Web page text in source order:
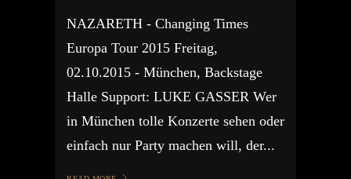
NAZARETH - Changing Times
Europa Tour 2015 Freitag,
02.10.2015 - München, Backstage
Halle Support: LUKE GASSER Wer
in München tolle Konzerte sehen oder
einfach nur Party machen will, der...